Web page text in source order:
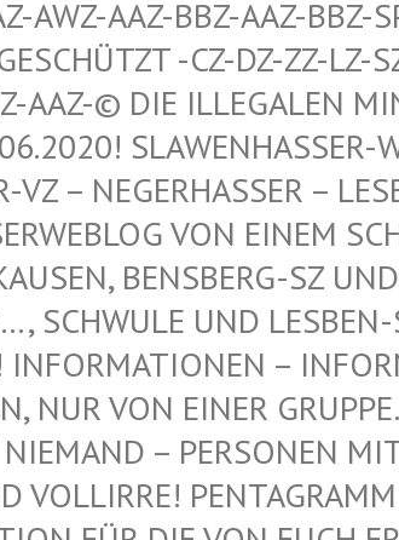
AAZ-BBZ-AAZ-BBZ-
-CZ-DZ-ZZ-LZ-SZ-
© DIE ILLEGALEN
SLAWENHASSER-WZ,
NEGERHASSER –
VON EINEM
BENSBERG-SZ UND
UND LESBEN-
–
VON EINER GRUPPE…
– PERSONEN MIT
PENTAGRAMM ©